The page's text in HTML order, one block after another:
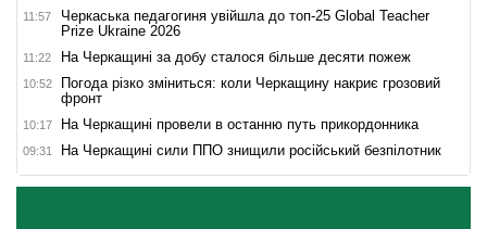
11:57
Черкаська педагогиня увійшла до топ-25 Global Teacher
Prize Ukraine 2026
11:22 На Черкащині за добу сталося більше десяти пожеж
10:52
Погода різко зміниться: коли Черкащину накриє грозовий
фронт
10:17 На Черкащині провели в останню путь прикордонника
09:31 На Черкащині сили ППО знищили російський безпілотник